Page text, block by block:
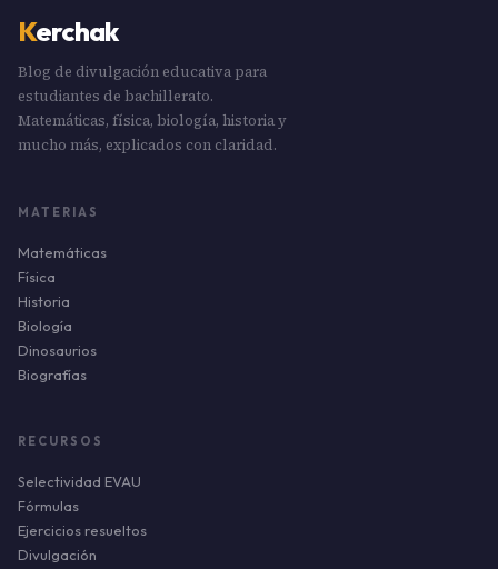
Kerchak
Blog de divulgación educativa para
estudiantes de bachillerato.
Matemáticas, física, biología, historia y
mucho más, explicados con claridad.
MATERIAS
Matemáticas
Física
Historia
Biología
Dinosaurios
Biografías
RECURSOS
Selectividad EVAU
Fórmulas
Ejercicios resueltos
Divulgación